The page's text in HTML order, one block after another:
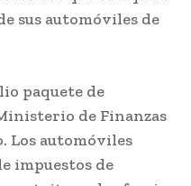
sus automóviles de
paquete de
de Finanzas
Los automóviles
impuestos de